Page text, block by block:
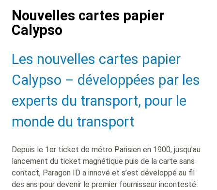
d'ariane
Nouvelles cartes papier
Calypso
Sub
Heading
Les nouvelles cartes papier
Calypso – développées par les
experts du transport, pour le
monde du transport
Depuis le 1er ticket de métro Parisien en 1900, jusqu’au
lancement du ticket magnétique puis de la carte sans
contact, Paragon ID a innové et s’est développé au fil
des ans pour devenir le premier fournisseur incontesté